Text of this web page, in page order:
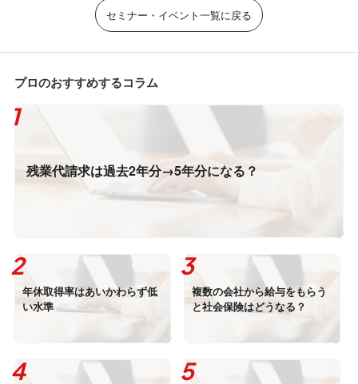
セミナー・イベント一覧に戻る
プロのおすすめするコラム
残業代請求は過去2年分→5年分になる？
年休取得率はあいかわらず低
い水準
複数の会社から給与をもらう
と社会保険はどうなる？